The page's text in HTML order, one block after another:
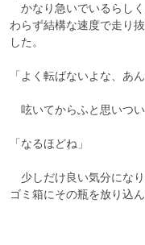
かなり急いでいるらし
わらず結構な速度で走り
した。
「よく転ばないよな、あん
呟いてからふと思いつい
「なるほどね」
少しだけ良い気分にな
ゴミ箱にその瓶を放り込ん